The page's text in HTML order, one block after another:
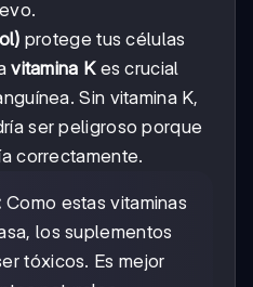
protege tus células
vitamina Kes crucial
Sin vitamina K,
ser peligroso porque
correctamente.
Como estas vitaminas
los suplementos
tóxicos. Es mejor